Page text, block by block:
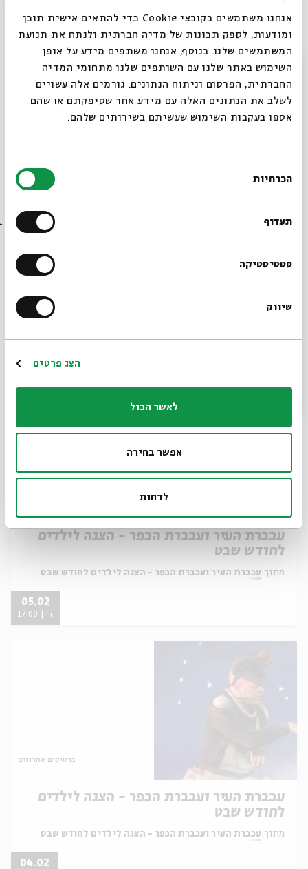
אנחנו משתמשים בקובצי Cookie כדי להתאים אישית תוכן
ומודעות, לספק תכונות של מדיה חברתית ולנתח את תנועת
המשתמשים שלנו. בנוסף, אנחנו משתפים מידע על אופן
השימוש באתר שלנו עם השותפים שלנו מתחומי המדיה
החברתית, הפרסום וניתוח הנתונים. גורמים אלה עשויים
לשלב את הנתונים האלה עם מידע אחר שסיפקתם או שהם
אספו בעקבות השימוש שעשיתם בשירותים שלהם.
הסכמה
הכרחיות
תעדוף
סטטיסטיקה
שיווק
הצג פרטים
לאשר הכול
אפשר בחירה
לדחות
עכברת העיר ועכברת הכפר - הצגה לילדים
לחודש שבט
מתוך:עכברת העיר ועכברת הכפר - הצגה לילדים לחודש שבט
13.02
עכברת העיר ועכברת הכפר - הצגה לילדים
מתוך: עכברת העיר ועכברת הכפר - הצגה לילדים לחודש שבט
11.02
עכברת העיר ועכברת הכפר - הצגה לילדים
לחודש שבט
מתוך: עכברת העיר ועכברת הכפר - הצגה לילדים לחודש שבט
05.02
ד' | 17:00
כרטיסים אחרונים
עכברת העיר ועכברת הכפר - הצגה לילדים
לחודש שבט
מתוך: עכברת העיר ועכברת הכפר - הצגה לילדים לחודש שבט
04.02
סגור